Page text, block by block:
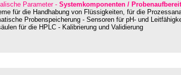
Parameter - Systemkomponenten /
für die Handhabung von Flüssigkeiten, für die
Probenspeicherung - Sensoren für pH- und
für die HPLC - Kalibrierung und Validierung